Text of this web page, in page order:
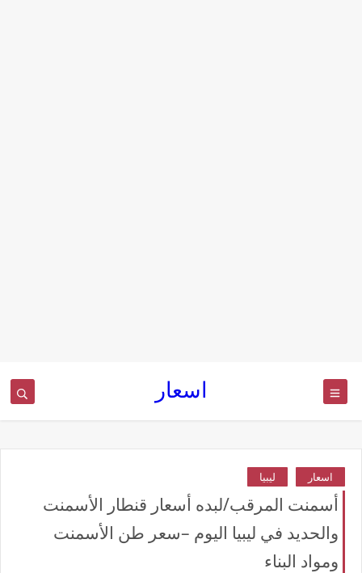
اسعار
اسعار ليبيا
أسمنت المرقب/لبده أسعار قنطار الأسمنت
والحديد في ليبيا اليوم –سعر طن الأسمنت
ومواد البناء